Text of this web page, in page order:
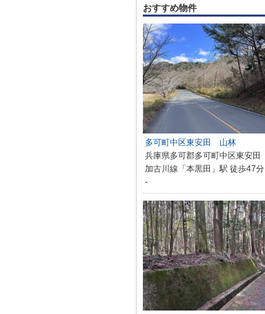
おすすめ物件
多可町中区東安田 山林
兵庫県多可郡多可町中区東安田
加古川線「本黒田」駅 徒歩47分
-